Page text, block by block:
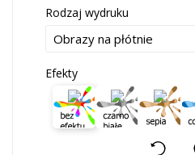
Rodzaj wydruku
Efekty